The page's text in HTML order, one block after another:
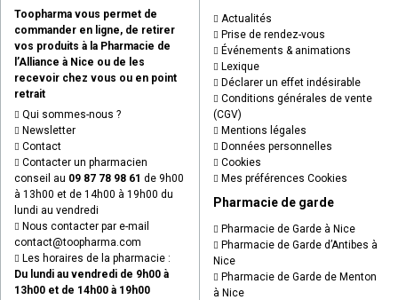
Toopharma vous permet de
commander en ligne, de retirer
vos produits à la Pharmacie de
l’Alliance à Nice ou de les
recevoir chez vous ou en point
retrait
Qui sommes-nous ?
Newsletter
Contact
Contacter un pharmacien
conseil au 09 87 78 98 61 de 9h00
à 13h00 et de 14h00 à 19h00 du
lundi au vendredi
Nous contacter par e-mail
contact@toopharma.com
Les horaires de la pharmacie :
Du lundi au vendredi de 9h00 à
13h00 et de 14h00 à 19h00
Actualités
Prise de rendez-vous
Événements & animations
Lexique
Déclarer un effet indésirable
Conditions générales de vente
(CGV)
Mentions légales
Données personnelles
Cookies
Mes préférences Cookies
Pharmacie de garde
Pharmacie de Garde à Nice
Pharmacie de Garde d’Antibes à
Nice
Pharmacie de Garde de Menton
à Nice